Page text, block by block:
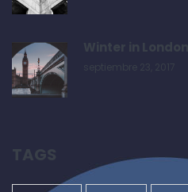
Winter in London
septiembre 23, 2017
TAGS